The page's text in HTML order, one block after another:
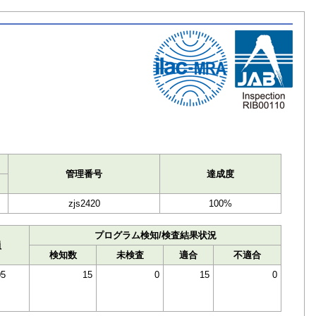
管理番号 達成度
zjs2420 100%
プログラム検知/検査結果状況
検知数
未検査 適合
不適合
15 0 15 0